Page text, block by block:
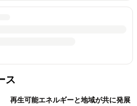
ス
再生可能エネルギーと地域が共に発展